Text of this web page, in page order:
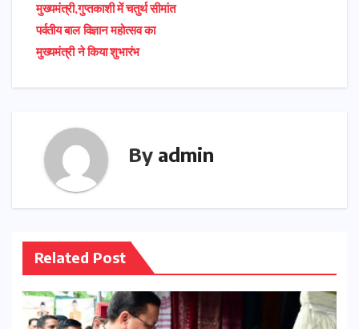
मुख्यमंत्री,गुप्तकाशी में चतुर्थ सीमांत
पर्वतीय बाल विज्ञान महोत्सव का
मुख्यमंत्री ने किया शुभारंभ
By admin
Related Post